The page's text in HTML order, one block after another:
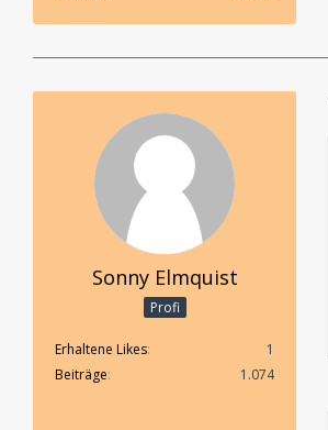
Sonny Elmquist
Profi
Erhaltene Likes
1
Beiträge
1.074